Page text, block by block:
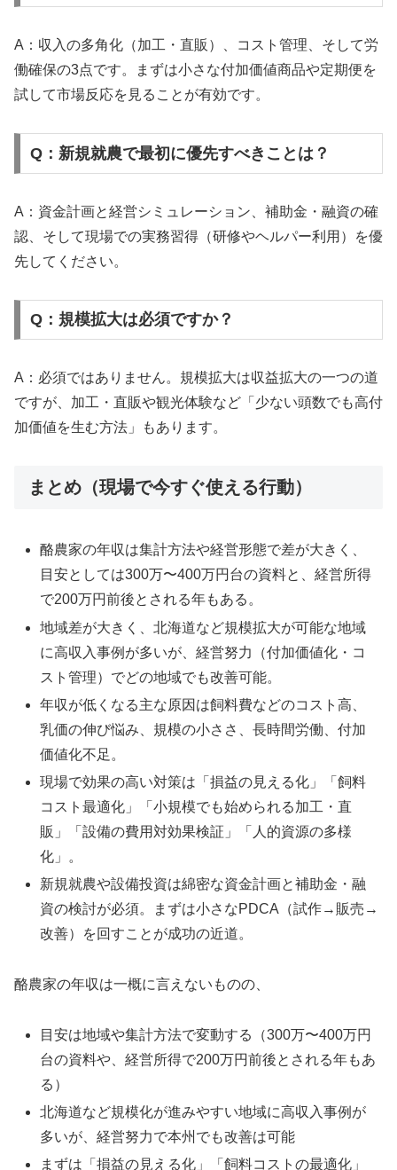
A：収入の多角化（加工・直販）、コスト管理、そして労
働確保の3点です。まずは小さな付加価値商品や定期便を
試して市場反応を見ることが有効です。
Q：新規就農で最初に優先すべきことは？
A：資金計画と経営シミュレーション、補助金・融資の確
認、そして現場での実務習得（研修やヘルパー利用）を優
先してください。
Q：規模拡大は必須ですか？
A：必須ではありません。規模拡大は収益拡大の一つの道
ですが、加工・直販や観光体験など「少ない頭数でも高付
加価値を生む方法」もあります。
まとめ（現場で今すぐ使える行動）
酪農家の年収は集計方法や経営形態で差が大きく、
目安としては300万〜400万円台の資料と、経営所得
で200万円前後とされる年もある。
地域差が大きく、北海道など規模拡大が可能な地域
に高収入事例が多いが、経営努力（付加価値化・コ
スト管理）でどの地域でも改善可能。
年収が低くなる主な原因は飼料費などのコスト高、
乳価の伸び悩み、規模の小ささ、長時間労働、付加
価値化不足。
現場で効果の高い対策は「損益の見える化」「飼料
コスト最適化」「小規模でも始められる加工・直
販」「設備の費用対効果検証」「人的資源の多様
化」。
新規就農や設備投資は綿密な資金計画と補助金・融
資の検討が必須。まずは小さなPDCA（試作→販売→
改善）を回すことが成功の近道。
酪農家の年収は一概に言えないものの、
目安は地域や集計方法で変動する（300万〜400万円
台の資料や、経営所得で200万円前後とされる年もあ
る）
北海道など規模化が進みやすい地域に高収入事例が
多いが、経営努力で本州でも改善は可能
まずは「損益の見える化」「飼料コストの最適化」